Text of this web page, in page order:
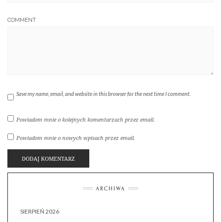
COMMENT
Save my name, email, and website in this browser for the next time I comment.
Powiadom mnie o kolejnych komentarzach przez email.
Powiadom mnie o nowych wpisach przez email.
ARCHIWA
SIERPIEŃ 2026